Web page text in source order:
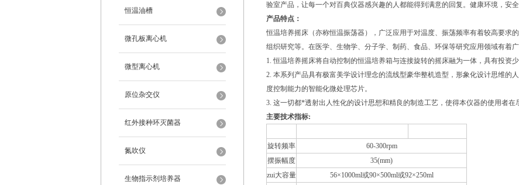
恒温油槽
微孔板离心机
微型离心机
原位杂交仪
红外接种环灭菌器
氮吹仪
生物指示剂培养器
验室产品，让每一个对百典仪器感兴趣的人都能得到满意的回复。健康环境，安
产品特点：
恒温培养摇床（亦称恒温振荡器），广泛应用于对温度、振荡频率有着较高要求
组织研究等。在医学、生物学、分子学、制药、食品、环保等研究应用领域有着广
1. 恒温培养摇床将自动控制的恒温培养箱与连接旋转的摇床融为一体，具有投资
2. 本系列产品具有极富美学设计理念的流线型豪华整机造型，形象化设计思维的
度控制能力的智能化微处理芯片。
3. 这一切都*透射出人性化的设计思想和精良的制造工艺，使得本仪器的使用者在
主要技术指标:
旋转频率
60-300rpm
摆振幅度
35(mm)
zui大容量
56×1000ml或90×500ml或92×250ml